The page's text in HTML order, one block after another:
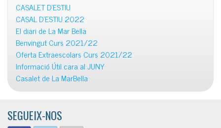
CASALET D’ESTIU
CASAL D’ESTIU 2022
El diari de La Mar Bella
Benvingut Curs 2021/22
Oferta Extraescolars Curs 2021/22
Informació Útil cara al JUNY
Casalet de La MarBella
SEGUEIX-NOS